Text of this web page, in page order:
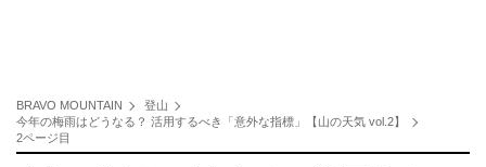
BRAVO MOUNTAIN
登山
今年の梅雨はどうなる？ 活用するべき「意外な指標」【山の天気 vol.2】
2ページ目